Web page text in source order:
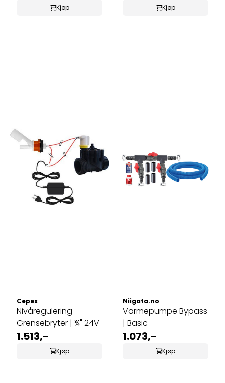
Kjøp Kjøp
Cepex
Nivåregulering
Grensebryter | ¾" 24V
1.513,-
Kjøp
Niigata.no
Varmepumpe Bypass
| Basic
1.073,-
Kjøp